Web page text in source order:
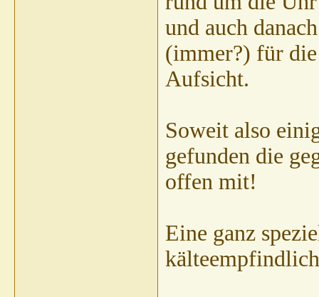
und auch
(immer?) für
Aufsicht.
Soweit also
gefunden die
offen mit!
Eine ganz